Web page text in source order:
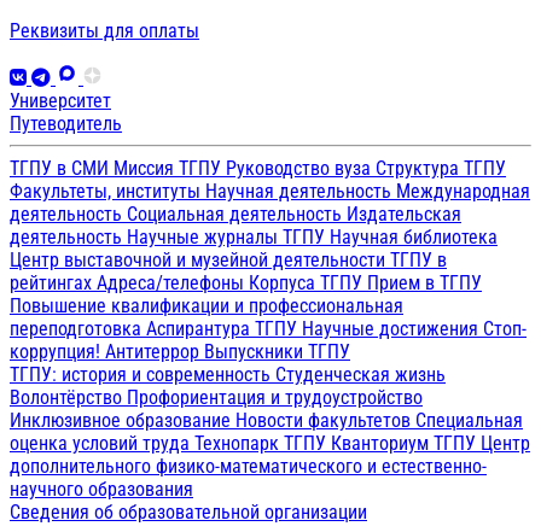
Реквизиты для оплаты
Университет
Путеводитель
ТГПУ в СМИ Миссия ТГПУ Руководство вуза Структура ТГПУ
Факультеты, институты Научная деятельность Международная
деятельность Социальная деятельность Издательская
деятельность Научные журналы ТГПУ Научная библиотека
Центр выставочной и музейной деятельности ТГПУ в
рейтингах Адреса/телефоны Корпуса ТГПУ Прием в ТГПУ
Повышение квалификации и профессиональная
переподготовка Аспирантура ТГПУ Научные достижения Стоп-
коррупция! Антитеррор Выпускники ТГПУ
ТГПУ: история и современность Студенческая жизнь
Волонтёрство Профориентация и трудоустройство
Инклюзивное образование Новости факультетов Специальная
оценка условий труда Технопарк ТГПУ Кванториум ТГПУ Центр
дополнительного физико-математического и естественно-
научного образования
Сведения об образовательной организации